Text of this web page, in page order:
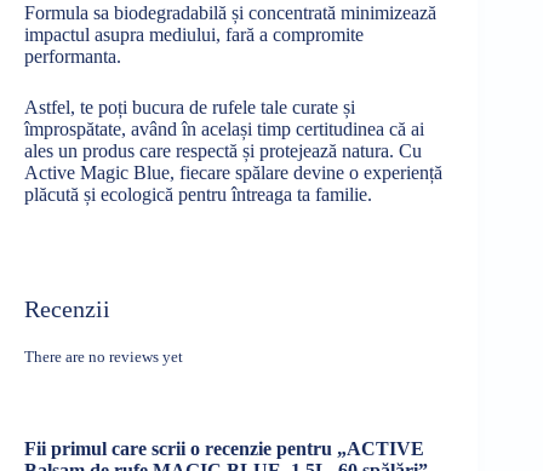
Formula sa biodegradabilă și concentrată minimizează
impactul asupra mediului, fară a compromite
performanta.
Astfel, te poți bucura de rufele tale curate și
împrospătate, având în același timp certitudinea că ai
ales un produs care respectă și protejează natura. Cu
Active Magic Blue, fiecare spălare devine o experiență
plăcută și ecologică pentruîntreaga ta familie.
Recenzii
There are no reviews yet
Fii primul care scrii o recenzie pentru „ACTIVE